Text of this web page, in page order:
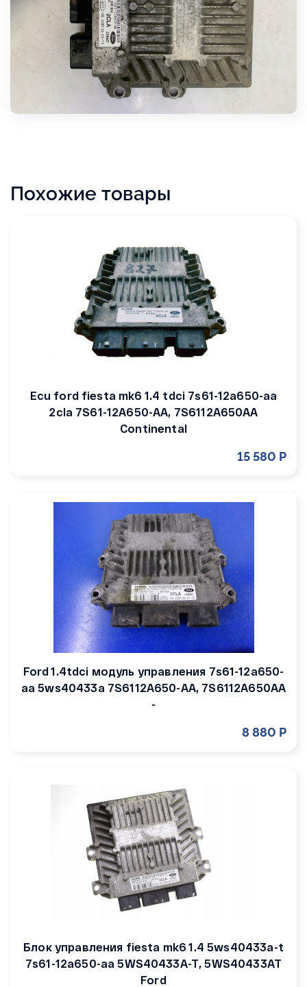
Похожие товары
Ecu ford fiesta mk6 1.4 tdci 7s61-12a650-aa
2cla 7S61-12A650-AA, 7S6112A650AA
Continental
15 580 Р
Ford 1.4tdci модуль управления 7s61-12a650-
aa 5ws40433a 7S6112A650-AA, 7S6112A650AA
-
8 880 Р
Блок управления fiesta mk6 1.4 5ws40433a-t
7s61-12a650-aa 5WS40433A-T, 5WS40433AT
Ford